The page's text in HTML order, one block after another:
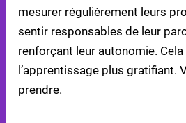
mesurer régulièrement leurs
sentir responsables de leur
renforçant leur autonomie.
l’apprentissage plus gratifiant.
prendre.